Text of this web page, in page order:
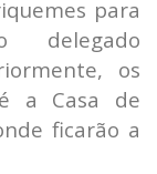
para
delegado
os
a Casa de
ficarão a